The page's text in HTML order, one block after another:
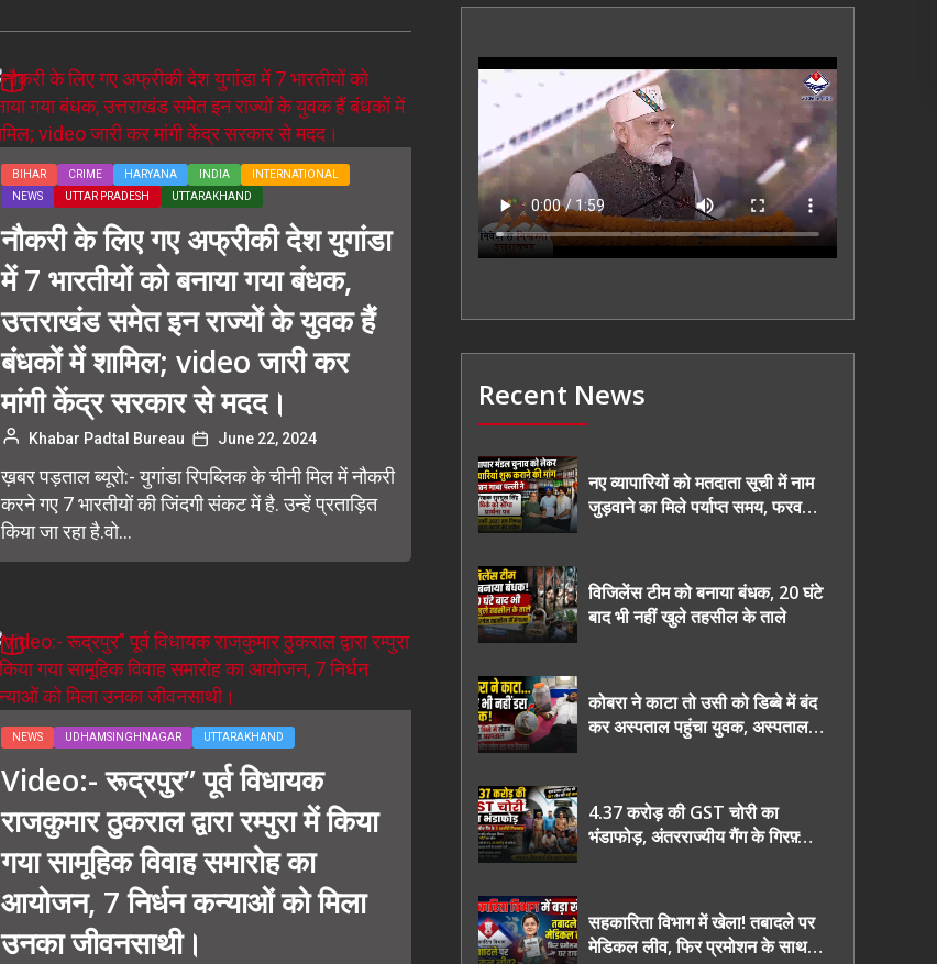
BIHAR CRIME HARYANA INDIA
INTERNATIONAL
NEWS
UTTAR PRADESH UTTARAKHAND
नौकरी के लिए गए अफ्रीकी देश युगांडा
में 7 भारतीयों को बनाया गया बंधक,
उत्तराखंड समेत इन राज्यों के युवक हैं
बंधकों में शामिल; video जारी कर
मांगी केंद्र सरकार से मदद।
Khabar Padtal Bureau June 22, 2024
ख़बर पड़ताल ब्यूरो:- युगांडा रिपब्लिक के चीनी मिल में नौकरी
करने गए 7 भारतीयों की जिंदगी संकट में है. उन्हें प्रताड़ित
किया जा रहा है.वो...
NEWS UDHAMSINGHNAGAR UTTARAKHAND
Video:- रूद्रपुर” पूर्व विधायक
राजकुमार ठुकराल द्वारा रम्पुरा में किया
गया सामूहिक विवाह समारोह का
आयोजन, 7 निर्धन कन्याओं को मिला
उनका जीवनसाथी।
Recent News
नए व्यापारियों को मतदाता सूची में नाम
जुड़वाने का मिले पर्याप्त समय, फरवरी
विजिलेंस टीम को बनाया बंधक, 20 घंटे
बाद भी नहीं खुले तहसील के ताले
कोबरा ने काटा तो उसी को डिब्बे में बंद
कर अस्पताल पहुंचा युवक, अस्पताल में
4.37 करोड़ की GST चोरी का
भंडाफोड़, अंतरराज्यीय गैंग के गिरफ़्तार
सहकारिता विभाग में खेला! तबादले पर
मेडिकल लीव, फिर प्रमोशन के साथ